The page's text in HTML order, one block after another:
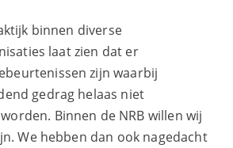
binnen diverse
laat zien dat er
zijn waarbij
gedrag helaas niet
Binnen de NRB willen wij
We hebben dan ook nagedacht